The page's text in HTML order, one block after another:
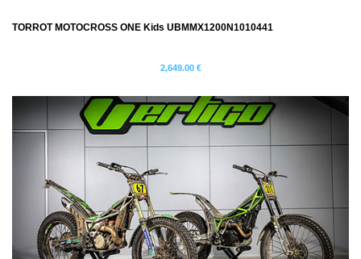
TORROT MOTOCROSS ONE Kids UBMMX1200N1010441
2,649.00 €